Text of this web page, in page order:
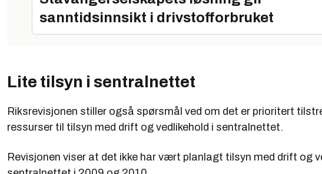
sanntidsinnsikt i drivstofforbruket
Lite tilsyn i sentralnettet
Riksrevisjonen stiller også spørsmål ved om det er prioritert
ressurser til tilsyn med drift og vedlikehold i sentralnettet.
Revisjonen viser at det ikke har vært planlagt tilsyn med drift og